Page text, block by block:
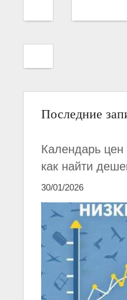
Последние
Календарь
как найти
30/01/2026